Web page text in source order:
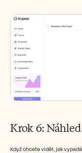
Krok 6:
Když chcete vidět, jak